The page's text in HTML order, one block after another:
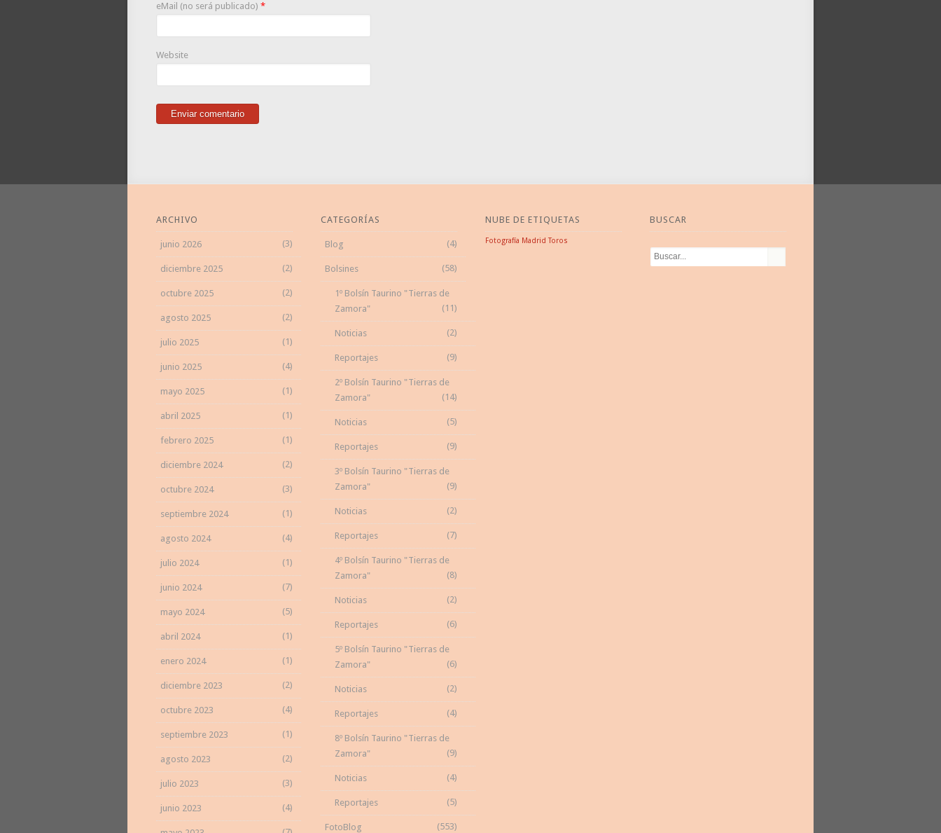
eMail (no será publicado) *
Website
ARCHIVO
junio 2026 (3)
diciembre 2025 (2)
octubre 2025 (2)
agosto 2025 (2)
julio 2025 (1)
junio 2025 (4)
mayo 2025 (1)
abril 2025 (1)
febrero 2025 (1)
diciembre 2024 (2)
octubre 2024 (3)
septiembre 2024 (1)
agosto 2024 (4)
julio 2024 (1)
junio 2024 (7)
mayo 2024 (5)
abril 2024 (1)
enero 2024 (1)
diciembre 2023 (2)
octubre 2023 (4)
septiembre 2023 (1)
agosto 2023 (2)
julio 2023 (3)
junio 2023 (4)
CATEGORÍAS
Blog (4)
Bolsines (58)
1º Bolsín Taurino "Tierras de
Zamora"
(11)
Noticias (2)
Reportajes (9)
2º Bolsín Taurino "Tierras de
Zamora"
(14)
Noticias (5)
Reportajes (9)
3º Bolsín Taurino "Tierras de
Zamora"
(9)
Noticias (2)
Reportajes (7)
4º Bolsín Taurino "Tierras de
Zamora"
(8)
Noticias (2)
Reportajes (6)
5º Bolsín Taurino "Tierras de
Zamora"
(6)
Noticias (2)
Reportajes (4)
8º Bolsín Taurino "Tierras de
Zamora"
(9)
Noticias (4)
Reportajes (5)
FotoBlog (553)
NUBE DE ETIQUETAS
Fotografía Madrid Toros
BUSCAR